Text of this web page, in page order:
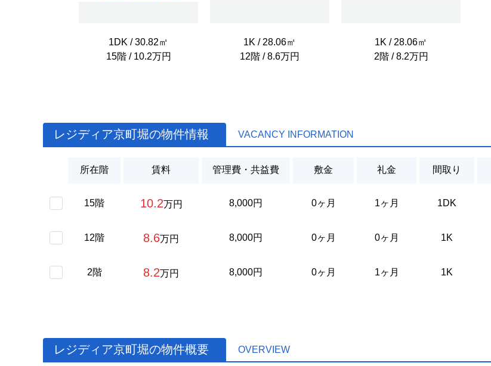
1DK / 30.82㎡
15階 / 10.2万円
1K / 28.06㎡
12階 / 8.6万円
1K / 28.06㎡
2階 / 8.2万円
レジディア京町堀の物件情報 VACANCY INFORMATION
所在階 賃料 管理費・共益費 敷金 礼金 間取り
15階 10.2万円 8,000円 0ヶ月 1ヶ月 1DK
12階 8.6万円 8,000円 0ヶ月 0ヶ月 1K
2階 8.2万円 8,000円 0ヶ月 1ヶ月 1K
レジディア京町堀の物件概要 OVERVIEW